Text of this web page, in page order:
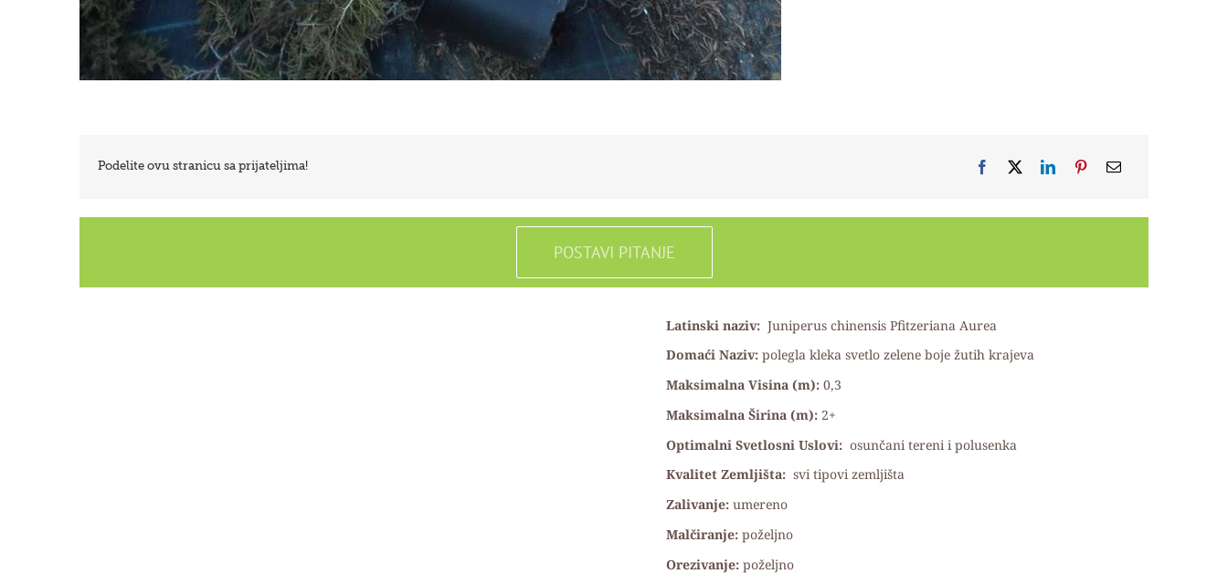
Podelite ovu stranicu sa prijateljima!
POSTAVI PITANJE
Latinski naziv: Juniperus chinensis Pfitzeriana Aurea
Domaći Naziv: polegla kleka svetlo zelene boje žutih krajeva
Maksimalna Visina (m): 0,3
Maksimalna Širina (m):2+
Optimalni Svetlosni Uslovi: osunčani tereni i polusenka
Kvalitet Zemljišta: svi tipovi zemljišta
Zalivanje: umereno
Malčiranje:poželjno
Orezivanje: poželjno